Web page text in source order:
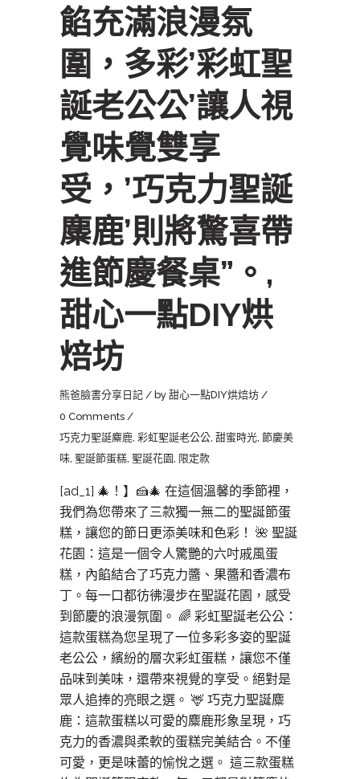
餡充滿浪漫氛
圍，多彩’彩虹聖
誕老公公’讓人視
覺味覺雙享
受，’巧克力聖誕
麋鹿’則將驚喜帶
進節慶餐桌”。,
甜心一點DIY烘
焙坊
熊爸臉書分享日記 by 甜心一點DIY烘焙坊
0 Comments
巧克力聖誕麋鹿, 彩虹聖誕老公公, 甜蜜時光, 節慶美
味, 聖誕節蛋糕, 聖誕花園, 限定款
[ad_1] 🎄​​！】🍰🎄 在這個溫馨的季節裡，
我們為您帶來了三款獨一無二的聖誕節蛋
糕，讓您的節日更添美味和色彩！ 🌺 聖誕
花園：這是一個令人驚艷的六吋戚風蛋
糕，內餡結合了巧克力醬、果醬和香濃布
丁。每一口都彷彿漫步在聖誕花園，感受
到節慶的浪漫氛圍。 🌈 彩虹聖誕老公公：
這款蛋糕為您呈現了一位多彩多姿的聖誕
老公公，繽紛的層次彩虹蛋糕，讓您不僅
品味到美味，還帶來視覺的享受。絕對是
眾人追捧的亮眼之選。 🦌 巧克力聖誕麋
鹿：這款蛋糕以可愛的麋鹿形象呈現，巧
克力的香濃與柔軟的蛋糕完美結合。不僅
可愛，更是味蕾的愉悅之選。 這三款蛋糕